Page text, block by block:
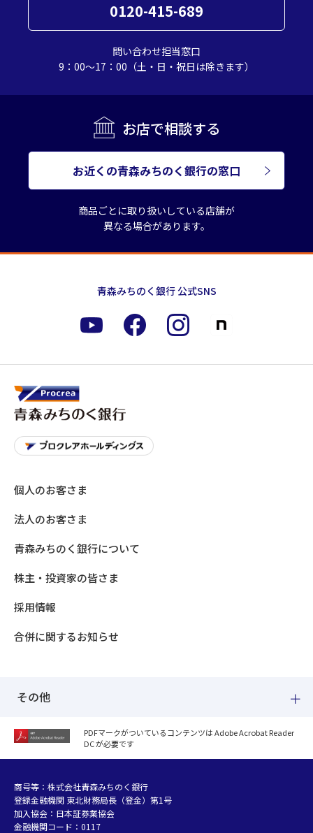
0120-415-689
問い合わせ担当窓口
9：00～17：00（土・日・祝日は除きます）
お店で相談する
お近くの青森みちのく銀行の窓口
商品ごとに取り扱いしている店舗が
異なる場合があります。
青森みちのく銀行 公式SNS
個人のお客さま
法人のお客さま
青森みちのく銀行について
株主・投資家の皆さま
採用情報
合併に関するお知らせ
その他
紛失した場合
個人データおよび法人情報に関するグループ共同利用について
マネー・ローンダリング等及び金融犯罪の防止について
販売勧誘方針
PDFマークがついているコンテンツは Adobe Acrobat Reader
DC が必要です
商号等：株式会社青森みちのく銀行
登録金融機関 東北財務局長（登金）第1号
加入協会：日本証券業協会
金融機関コード：0117